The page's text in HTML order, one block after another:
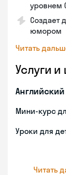
уровнем
Создает
юмором
Читать
Услуги
Мини-курс
Уроки для
Читать